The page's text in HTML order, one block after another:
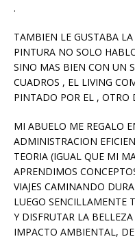
.
TAMBIEN LE GUSTABA
PINTURA NO SOLO
SINO MAS BIEN CON UN
CUADROS , EL LIVING
PINTADO POR EL , OTRO
MI ABUELO ME REGALO
ADMINISTRACION
TEORIA (IGUAL QUE MI
APRENDIMOS
VIAJES CAMINANDO
LUEGO SENCILLAMENTE
Y DISFRUTAR LA
IMPACTO AMBIENTAL,